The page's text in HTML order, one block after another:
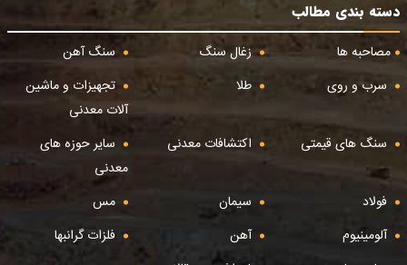
دسته بندی مطالب
مصاحبه ها
زغال سنگ
سنگ آهن
سرب و روی
طلا
تجهیزات و ماشین
آلات معدنی
سنگ های قیمتی
اکتشافات معدنی
سایر حوزه های
معدنی
فولاد
سیمان
مس
آلومینیوم
آهن
فلزات گرانبها